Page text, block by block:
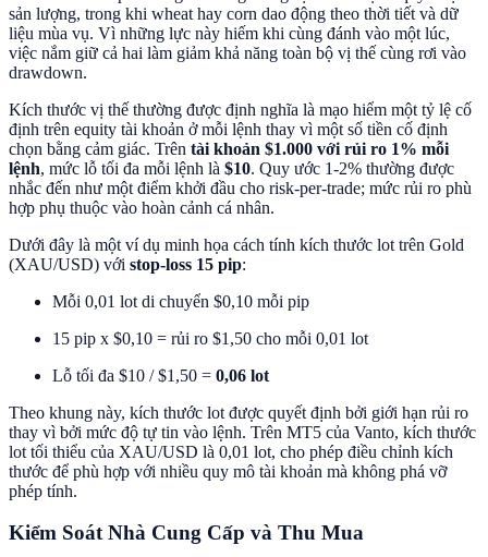
sản lượng, trong khi wheat hay corn dao động theo thời tiết và dữ
liệu mùa vụ. Vì những lực này hiếm khi cùng đánh vào một lúc,
việc nắm giữ cả hai làm giảm khả năng toàn bộ vị thế cùng rơi vào
drawdown.
Kích thước vị thế thường được định nghĩa là mạo hiểm một tỷ lệ cố
định trên equity tài khoản ở mỗi lệnh thay vì một số tiền cố định
chọn bằng cảm giác. Trên tài khoản $1.000 với rủi ro 1% mỗi
lệnh, mức lỗ tối đa mỗi lệnh là $10. Quy ước 1-2% thường được
nhắc đến như một điểm khởi đầu cho risk-per-trade; mức rủi ro phù
hợp phụ thuộc vào hoàn cảnh cá nhân.
Dưới đây là một ví dụ minh họa cách tính kích thước lot trên Gold
(XAU/USD) với stop-loss 15 pip:
Mỗi 0,01 lot di chuyển $0,10 mỗi pip
15 pip x $0,10 = rủi ro $1,50 cho mỗi 0,01 lot
Lỗ tối đa $10 / $1,50 = 0,06 lot
Theo khung này, kích thước lot được quyết định bởi giới hạn rủi ro
thay vì bởi mức độ tự tin vào lệnh. Trên MT5 của Vanto, kích thước
lot tối thiểu của XAU/USD là 0,01 lot, cho phép điều chỉnh kích
thước để phù hợp với nhiều quy mô tài khoản mà không phá vỡ
phép tính.
Kiểm Soát Nhà Cung Cấp và Thu Mua